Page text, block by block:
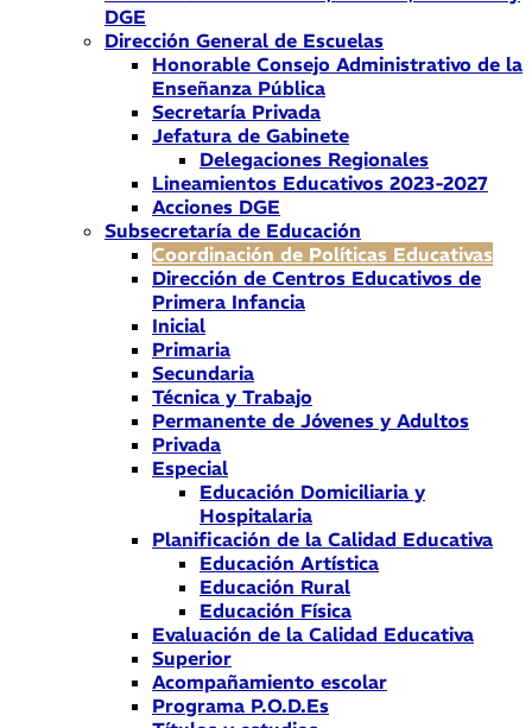
DGE
Dirección General de Escuelas
Honorable Consejo Administrativo de la
Enseñanza Pública
Secretaría Privada
Jefatura de Gabinete
Delegaciones Regionales
Lineamientos Educativos 2023-2027
Acciones DGE
Subsecretaría de Educación
Coordinación de Políticas Educativas
Dirección de Centros Educativos de
Primera Infancia
Inicial
Primaria
Secundaria
Técnica y Trabajo
Permanente de Jóvenes y Adultos
Privada
Especial
Educación Domiciliaria y
Hospitalaria
Planificación de la Calidad Educativa
Educación Artística
Educación Rural
Educación Física
Evaluación de la Calidad Educativa
Superior
Acompañamiento escolar
Programa P.O.D.Es